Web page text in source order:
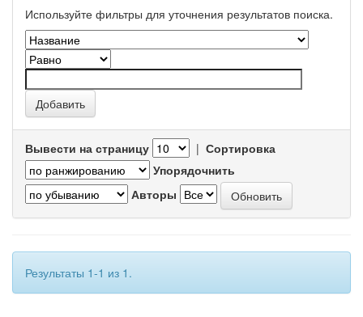
Используйте фильтры для уточнения результатов поиска.
Вывести на страницу | Сортировка
Упорядочнить
Авторы
Результаты 1-1 из 1.